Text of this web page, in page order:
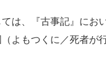
は、『古事記』にお
よもつくに／死者が